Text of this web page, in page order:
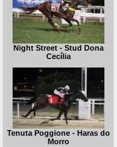
Night Street - Stud Dona
Cecília
Tenuta Poggione - Haras do
Morro